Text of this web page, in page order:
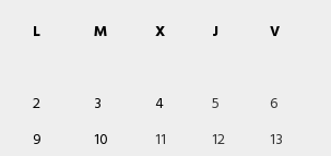
L
M X J V
2
3 4 5 6
9
10 11 12 13